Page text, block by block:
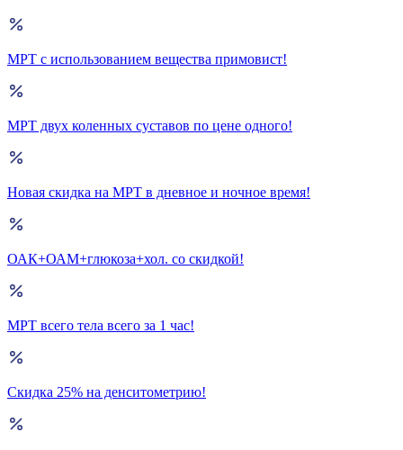
МРТ с использованием вещества примовист!
МРТ двух коленных суставов по цене одного!
Новая скидка на МРТ в дневное и ночное время!
ОАК+ОАМ+глюкоза+хол. со скидкой!
МРТ всего тела всего за 1 час!
Скидка 25% на денситометрию!